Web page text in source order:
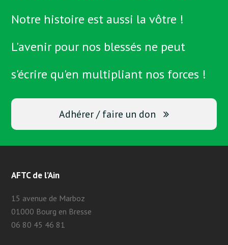
Notre histoire est aussi la vôtre !
L'avenir pour nos blessés ne peut
s'écrire qu'en multipliant nos forces !
Adhérer / faire un don
AFTC de l’Ain
15 avenue de Marboz
01000 Bourg en Bresse
06 80 45 46 81